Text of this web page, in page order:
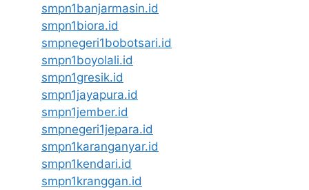
smpn1banjarmasin.id
smpn1biora.id
smpnegeri1bobotsari.id
smpn1boyolali.id
smpn1gresik.id
smpn1jayapura.id
smpn1jember.id
smpnegeri1jepara.id
smpn1karanganyar.id
smpn1kendari.id
smpn1kranggan.id